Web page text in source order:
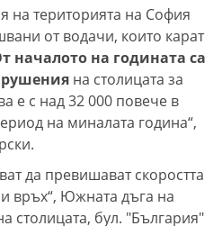
на територията на София
от водачи, които карат
началото на годината са
на столицата за
е с над 32 000 повече в
на миналата година“,
да превишават скоростта
връх“, Южната дъга на
столицата, бул. "България"